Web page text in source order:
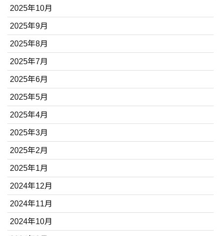
2025年10月
2025年9月
2025年8月
2025年7月
2025年6月
2025年5月
2025年4月
2025年3月
2025年2月
2025年1月
2024年12月
2024年11月
2024年10月